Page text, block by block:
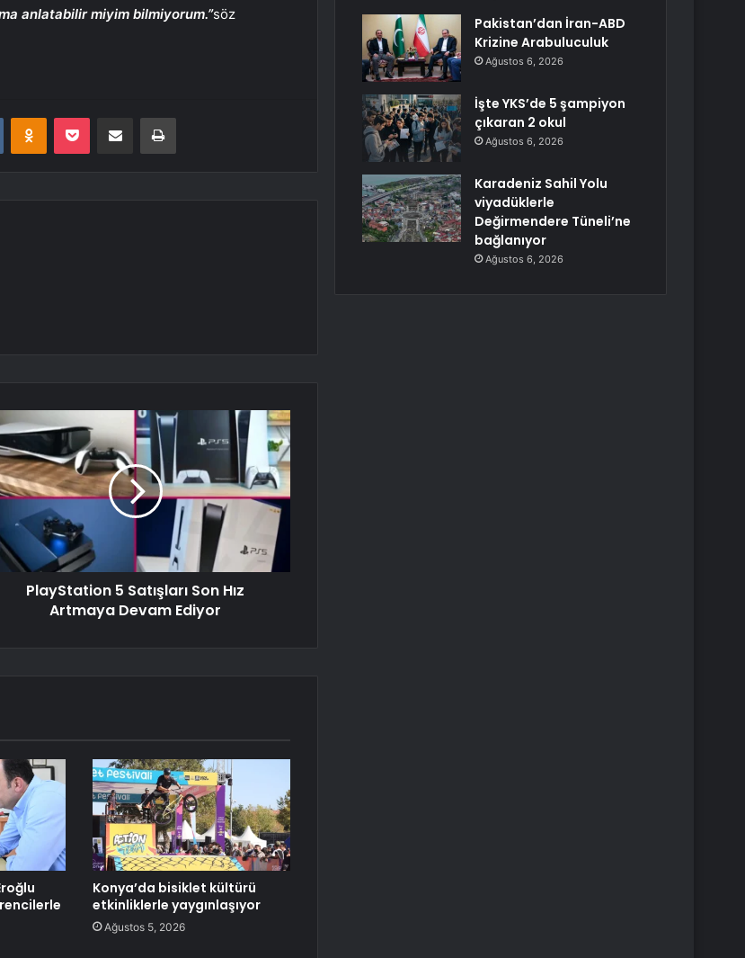
anlatabilir miyim bilmiyorum.”söz
VKontakteOdnoklassniki
Pocket E-Posta ile paylaş Yazdır
PlayStation 5 Satışları Son Hız
Artmaya Devam Ediyor
Konya’da bisiklet kültürü
etkinliklerle yaygınlaşıyor
Ağustos 5, 2026
Pakistan’dan İran-ABD
Krizine Arabuluculuk
Ağustos 6, 2026
İşte YKS’de 5 şampiyon
çıkaran 2 okul
Ağustos 6, 2026
Karadeniz Sahil Yolu
viyadüklerle
Değirmendere Tüneli’ne
bağlanıyor
Ağustos 6, 2026